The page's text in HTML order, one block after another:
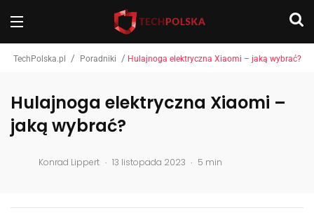
TechPolska.pl / Poradniki / Hulajnoga elektryczna Xiaomi – jaką wybrać?
Hulajnoga elektryczna Xiaomi –
jaką wybrać?
Konrad Lippert . 13 listopada 2023 . 5 min